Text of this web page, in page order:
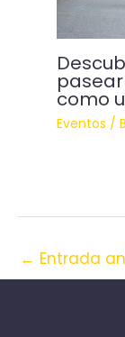
pasear
como
Eventos /
← Entrada